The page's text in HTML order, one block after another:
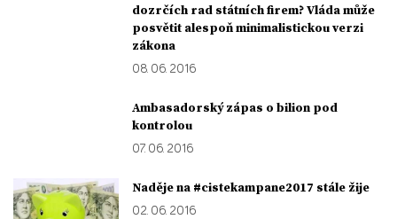
dozrčích rad státních firem? Vláda může
posvětit alespoň minimalistickou verzi
zákona
08. 06. 2016
Ambasadorský zápas o bilion pod
kontrolou
07. 06. 2016
Naděje na #cistekampane2017 stále žije
02. 06. 2016